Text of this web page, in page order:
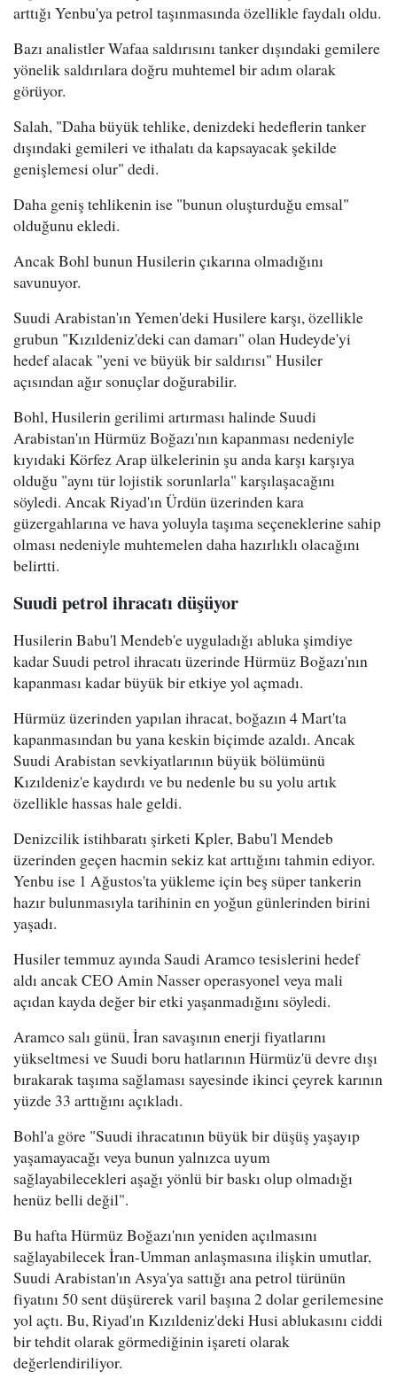
arttığı Yenbu'ya petrol taşınmasında özellikle faydalı oldu.
Bazı analistler Wafaa saldırısını tanker dışındaki gemilere
yönelik saldırılara doğru muhtemel bir adım olarak
görüyor.
Salah, "Daha büyük tehlike, denizdeki hedeflerin tanker
dışındaki gemileri ve ithalatı da kapsayacak şekilde
genişlemesi olur" dedi.
Daha geniş tehlikenin ise "bunun oluşturduğu emsal"
olduğunu ekledi.
Ancak Bohl bunun Husilerin çıkarına olmadığını
savunuyor.
Suudi Arabistan'ın Yemen'deki Husilere karşı, özellikle
grubun "Kızıldeniz'deki can damarı" olan Hudeyde'yi
hedef alacak "yeni ve büyük bir saldırısı" Husiler
açısından ağır sonuçlar doğurabilir.
Bohl, Husilerin gerilimi artırması halinde Suudi
Arabistan'ın Hürmüz Boğazı'nın kapanması nedeniyle
kıyıdaki Körfez Arap ülkelerinin şu anda karşı karşıya
olduğu "aynı tür lojistik sorunlarla" karşılaşacağını
söyledi. Ancak Riyad'ın Ürdün üzerinden kara
güzergahlarına ve hava yoluyla taşıma seçeneklerine sahip
olması nedeniyle muhtemelen daha hazırlıklı olacağını
belirtti.
Suudi petrol ihracatı düşüyor
Husilerin Babu'l Mendeb'e uyguladığı abluka şimdiye
kadar Suudi petrol ihracatı üzerinde Hürmüz Boğazı'nın
kapanması kadar büyük bir etkiye yol açmadı.
Hürmüz üzerinden yapılan ihracat, boğazın 4 Mart'ta
kapanmasından bu yana keskin biçimde azaldı. Ancak
Suudi Arabistan sevkiyatlarının büyük bölümünü
Kızıldeniz'e kaydırdı ve bu nedenle bu su yolu artık
özellikle hassas hale geldi.
Denizcilik istihbaratı şirketi Kpler, Babu'l Mendeb
üzerinden geçen hacmin sekiz kat arttığını tahmin ediyor.
Yenbu ise 1 Ağustos'ta yükleme için beş süper tankerin
hazır bulunmasıyla tarihinin en yoğun günlerinden birini
yaşadı.
Husiler temmuz ayında Saudi Aramco tesislerini hedef
aldı ancak CEO Amin Nasser operasyonel veya mali
açıdan kayda değer bir etki yaşanmadığını söyledi.
Aramco salı günü, İran savaşının enerji fiyatlarını
yükseltmesi ve Suudi boru hatlarının Hürmüz'ü devre dışı
bırakarak taşıma sağlaması sayesinde ikinci çeyrek karının
yüzde 33 arttığını açıkladı.
Bohl'a göre "Suudi ihracatının büyük bir düşüş yaşayıp
yaşamayacağı veya bunun yalnızca uyum
sağlayabilecekleri aşağı yönlü bir baskı olup olmadığı
henüz belli değil".
Bu hafta Hürmüz Boğazı'nın yeniden açılmasını
sağlayabilecek İran-Umman anlaşmasına ilişkin umutlar,
Suudi Arabistan'ın Asya'ya sattığı ana petrol türünün
fiyatını 50 sent düşürerek varil başına 2 dolar gerilemesine
yol açtı. Bu, Riyad'ın Kızıldeniz'deki Husi ablukasını ciddi
bir tehdit olarak görmediğinin işareti olarak
değerlendiriliyor.